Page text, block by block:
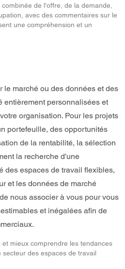
de l'offre, de la demande,
avec des commentaires sur le
une compréhension et un
le marché ou des données et des
entièrement personnalisées et
organisation. Pour les projets
portefeuille, des opportunités
de la rentabilité, la sélection
la recherche d'une
des espaces de travail flexibles,
et les données de marché
nous associer à vous pour vous
et inégalées afin de
et mieux comprendre les tendances
secteur des espaces de travail